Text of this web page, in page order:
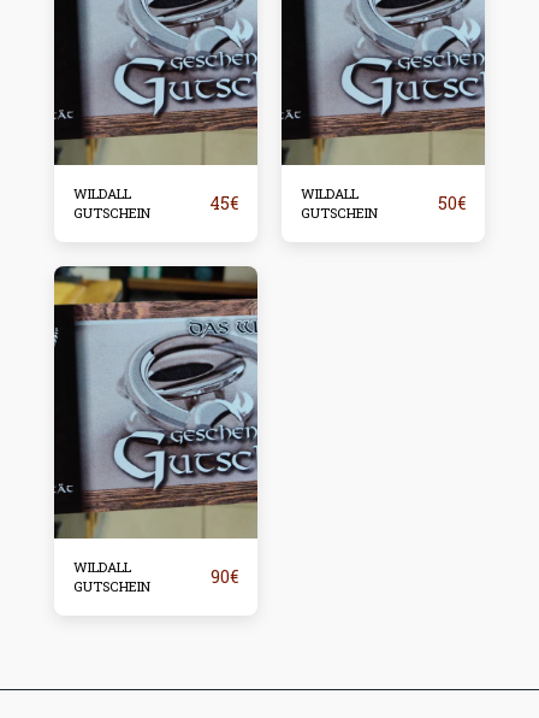
WILDALL
GUTSCHEIN
45€
WILDALL
GUTSCHEIN
50€
WILDALL
GUTSCHEIN
90€